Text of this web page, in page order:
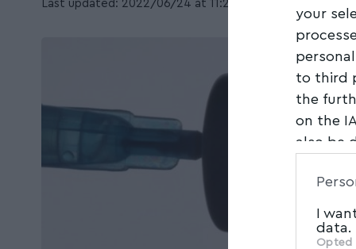
your
to third
the
on the
also be
parties.
I
data.
Opted
Last updated: 2022/06/24 at 11:21 ΜΜ